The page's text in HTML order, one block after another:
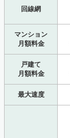
回線網
マンション
月額料金
戸建て
月額料金
最大速度